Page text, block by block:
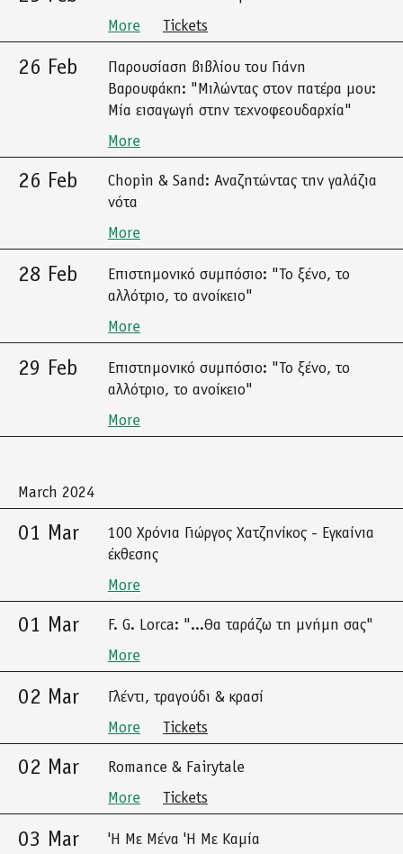
More
Tickets
26 Feb
Παρουσίαση βιβλίου του Γιάνη
Βαρουφάκη: "Μιλώντας στον πατέρα μου:
Μία εισαγωγή στην τεχνοφεουδαρχία"
More
26 Feb
Chopin & Sand: Αναζητώντας την γαλάζια
νότα
More
28 Feb
Επιστημονικό συμπόσιο: "Το ξένο, το
αλλότριο, το ανοίκειο"
More
29 Feb
Επιστημονικό συμπόσιο: "Το ξένο, το
αλλότριο, το ανοίκειο"
More
March 2024
01 Mar
100 Χρόνια Γιώργος Χατζηνίκος - Εγκαίνια
έκθεσης
More
01 Mar
F. G. Lorca: "...Θα ταράζω τη μνήμη σας"
More
02 Mar
Γλέντι, τραγούδι & κρασί
More
Tickets
02 Mar
Romance & Fairytale
More
Tickets
03 Mar
'Η Με Μένα 'Η Με Καμία